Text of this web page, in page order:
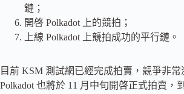
鏈；
開啓 Polkadot 上的競拍；
上線 Polkadot 上競拍成功的平行鏈。
目前 KSM 測試網已經完成拍賣，競爭非常
Polkadot 也將於 11 月中旬開啓正式拍賣，